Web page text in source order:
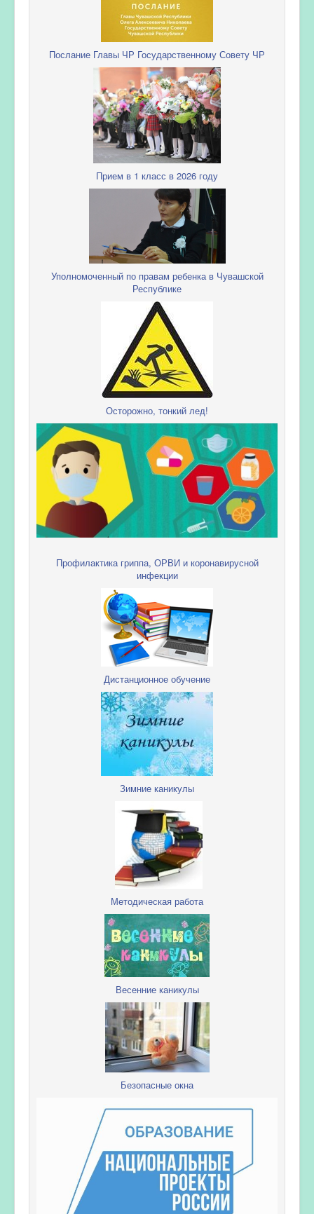
Послание Главы ЧР Государственному Совету ЧР
Прием в 1 класс в 2026 году
Уполномоченный по правам ребенка в Чувашской
Республике
Осторожно, тонкий лед!
Профилактика гриппа, ОРВИ и коронавирусной
инфекции
Дистанционное обучение
Зимние каникулы
Методическая работа
Весенние каникулы
Безопасные окна